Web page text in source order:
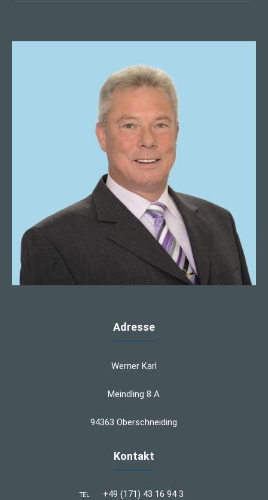
Adresse
Werner Karl
Meindling 8 A
94363 Oberschneiding
Kontakt
TEL +49 (171) 43 16 94 3